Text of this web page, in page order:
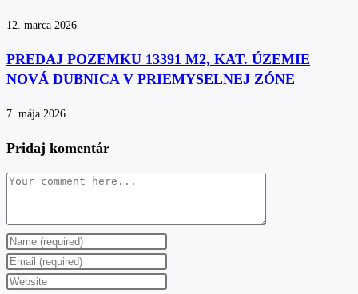
12. marca 2026
PREDAJ POZEMKU 13391 M2, KAT. ÚZEMIE
NOVÁ DUBNICA V PRIEMYSELNEJ ZÓNE
7. mája 2026
Pridaj komentár
Comment
Enter
your
name
Enter
your
Enter